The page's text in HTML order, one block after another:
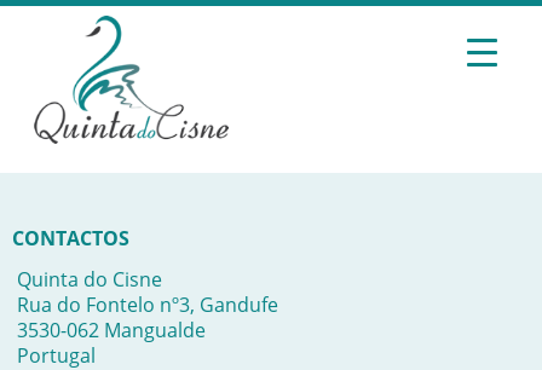
CONTACTOS
Quinta do Cisne
Rua do Fontelo nº3, Gandufe
3530-062 Mangualde
Portugal